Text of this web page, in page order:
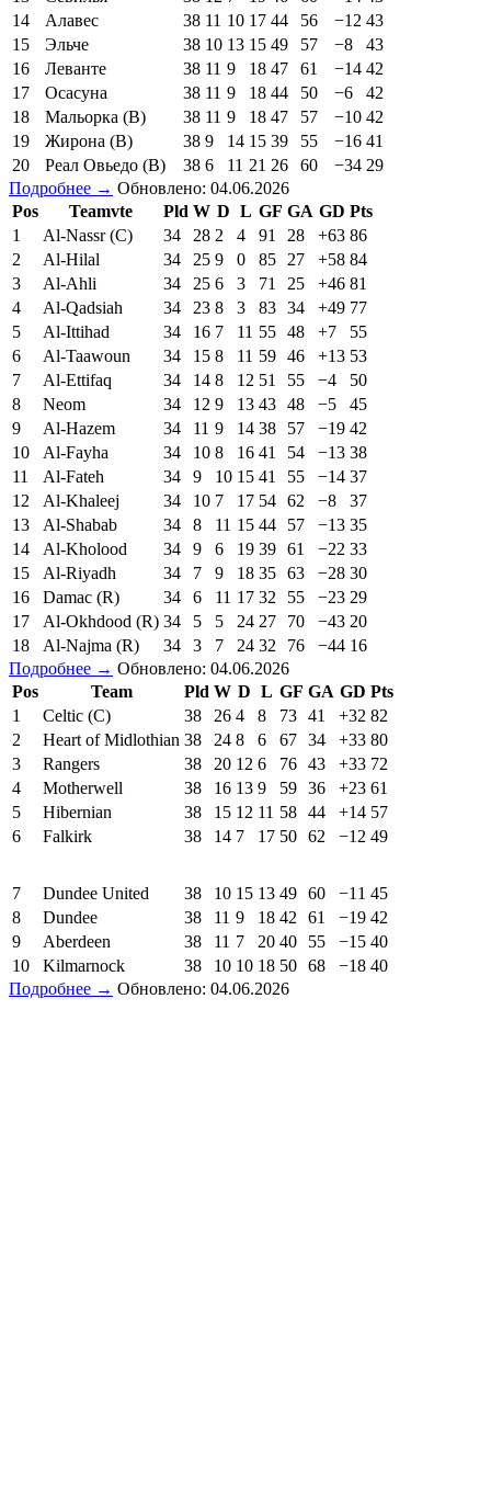
14
Алавес 38 11 10 17 44 56 −12 43
15
Эльче 38 10 13 15 49 57 −8
43
16
Леванте 38 11 9 18 47 61 −14 42
17
Осасуна 38 11 9 18 44 50 −6
42
18
Мальорка (В) 38 11 9 18 47 57 −10 42
19
Жирона (В) 38 9 14 15 39 55 −16 41
20
Реал Овьедо (В) 38 6 11 21 26 60 −34 29
Подробнее → Обновлено: 04.06.2026
Pos
Teamvte Pld W D L GF GA GD Pts
1
Al-Nassr (C) 34 28 2 4 91 28 +63 86
2
Al-Hilal 34 25 9 0 85 27 +58 84
3
Al-Ahli 34 25 6 3 71 25 +46 81
4
Al-Qadsiah 34 23 8 3 83 34 +49 77
5
Al-Ittihad 34 16 7 11 55 48 +7
55
6
Al-Taawoun 34 15 8 11 59 46 +13 53
7
Al-Ettifaq 34 14 8 12 51 55 −4
50
8
Neom 34 12 9 13 43 48 −5
45
9
Al-Hazem 34 11 9 14 38 57 −19 42
10
Al-Fayha 34 10 8 16 41 54 −13 38
11
Al-Fateh 34 9 10 15 41 55 −14 37
12
Al-Khaleej 34 10 7 17 54 62 −8
37
13
Al-Shabab 34 8 11 15 44 57 −13 35
14
Al-Kholood 34 9 6 19 39 61 −22 33
15
Al-Riyadh 34 7 9 18 35 63 −28 30
16
Damac (R) 34 6 11 17 32 55 −23 29
17
Al-Okhdood (R) 34 5 5 24 27 70 −43 20
18
Al-Najma (R) 34 3 7 24 32 76 −44 16
Подробнее → Обновлено: 04.06.2026
Pos
Team Pld W D L GF GA GD Pts
1
Celtic (C) 38 26 4 8 73 41 +32 82
2
Heart of Midlothian 38 24 8 6 67 34 +33 80
3
Rangers 38 20 12 6 76 43 +33 72
4
Motherwell 38 16 13 9 59 36 +23 61
5
Hibernian 38 15 12 11 58 44 +14 57
6
Falkirk 38 14 7 17 50 62 −12 49
7 Dundee United 38 10 15 13 49 60 −11 45
8
Dundee 38 11 9 18 42 61 −19 42
9
Aberdeen 38 11 7 20 40 55 −15 40
10
Kilmarnock 38 10 10 18 50 68 −18 40
Подробнее → Обновлено: 04.06.2026